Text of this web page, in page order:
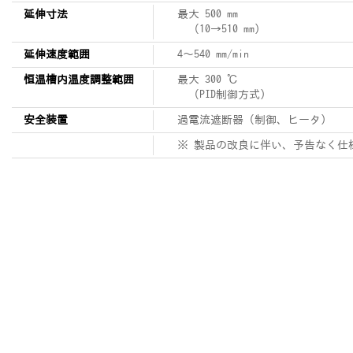
延伸寸法
最大 500 mm
（10→510 mm）
延伸速度範囲 4～540 mm/min
恒温槽内温度調整範囲
最大 300 ℃
（PID制御方式）
安全装置 過電流遮断器（制御、ヒータ）
※ 製品の改良に伴い、予告なく仕